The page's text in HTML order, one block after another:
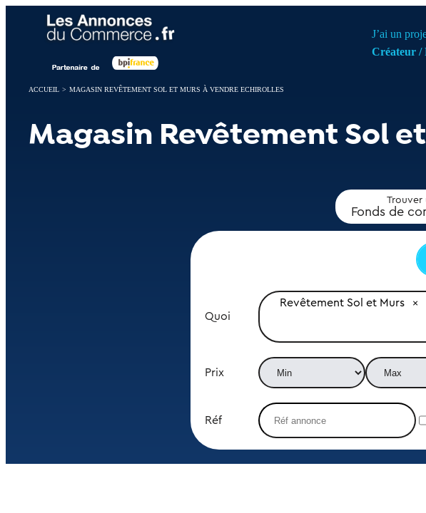
J’ai un
Créateur /
ACCUEIL > MAGASIN REVÊTEMENT SOL ET MURS À VENDRE ECHIROLLES
Magasin Revêtement Sol
Trouver
Fonds de
Quoi
Revêtement Sol et Murs
Prix
Réf
Panneau de gestion des cookies